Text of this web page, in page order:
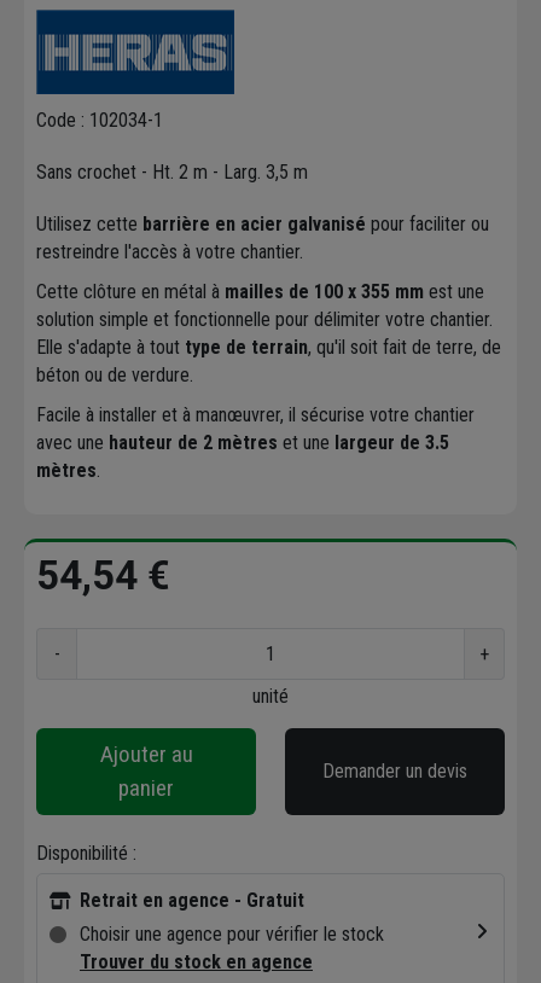
Code : 102034-1
Sans crochet - Ht. 2 m - Larg. 3,5 m
Utilisez cette barrière en acier galvanisé pour faciliter ou
restreindre l'accès à votre chantier.
Cette clôture en métal à mailles de 100 x 355 mm est une
solution simple et fonctionnelle pour délimiter votre chantier.
Elle s'adapte à tout type de terrain, qu'il soit fait de terre, de
béton ou de verdure.
Facile à installer et à manœuvrer, il sécurise votre chantier
avec une hauteur de 2 mètres et une largeur de 3.5
mètres.
54,54 €
-
+
unité
Ajouter au
panier
Demander un devis
Disponibilité :
Retrait en agence - Gratuit
Choisir une agence pour vérifier le stock
Trouver du stock en agence